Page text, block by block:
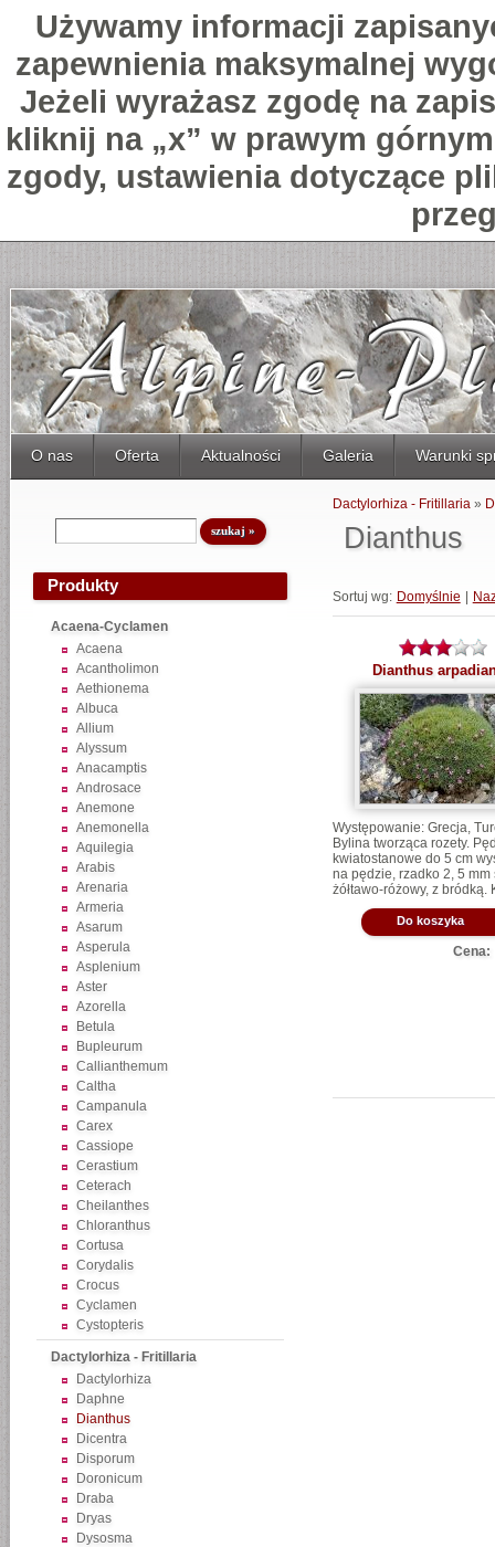
Używamy informacji
zapewnienia maksymalnej
Jeżeli wyrażasz zgodę na
kliknij na „x” w prawym
zgody, ustawienia dotyczące
O nas Oferta Aktualności Galeria Warunki
Produkty
Acaena-Cyclamen
Acaena
Acantholimon
Aethionema
Albuca
Allium
Alyssum
Anacamptis
Androsace
Anemone
Anemonella
Aquilegia
Arabis
Arenaria
Armeria
Asarum
Asperula
Asplenium
Aster
Azorella
Betula
Bupleurum
Callianthemum
Caltha
Campanula
Carex
Cassiope
Cerastium
Ceterach
Cheilanthes
Chloranthus
Cortusa
Corydalis
Crocus
Cyclamen
Cystopteris
Dactylorhiza - Fritillaria
Dactylorhiza
Daphne
Dianthus
Dicentra
Disporum
Doronicum
Draba
Dryas
Dysosma
Dianthus
Dactylorhiza - Fritillaria»
Sortuj wg: Domyślnie
Dianthus
Występowanie: Grecja,
Bylina tworząca rozety.
kwiatostanowe do 5 cm
na pędzie, rzadko 2, 5 mm
żółtawo-różowy, z bródką.
Do koszyka
Cena: